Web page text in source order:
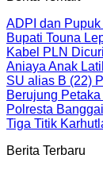
ADPI dan
Bupati Touna
Kabel PLN
Aniaya Anak
SU alias B (22)
Berujung
Polresta
Tiga Titik
Berita Terbaru